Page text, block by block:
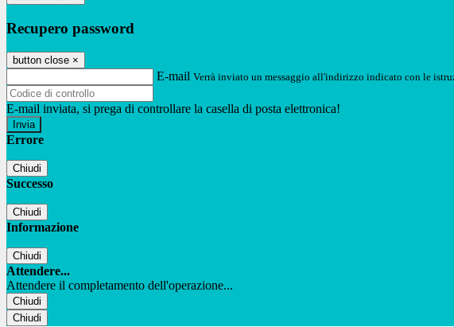
Recupero password
button close ×
E-mail Verrà inviato un messaggio all'indirizzo indicato con le
E-mail inviata, si prega di controllare la casella di posta elettronica!
Errore
Chiudi
Successo
Chiudi
Informazione
Chiudi
Attendere...
Attendere il completamento dell'operazione...
Chiudi
Chiudi